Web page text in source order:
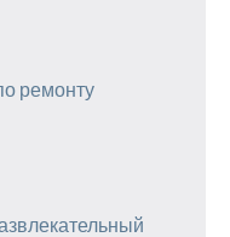
ремонту